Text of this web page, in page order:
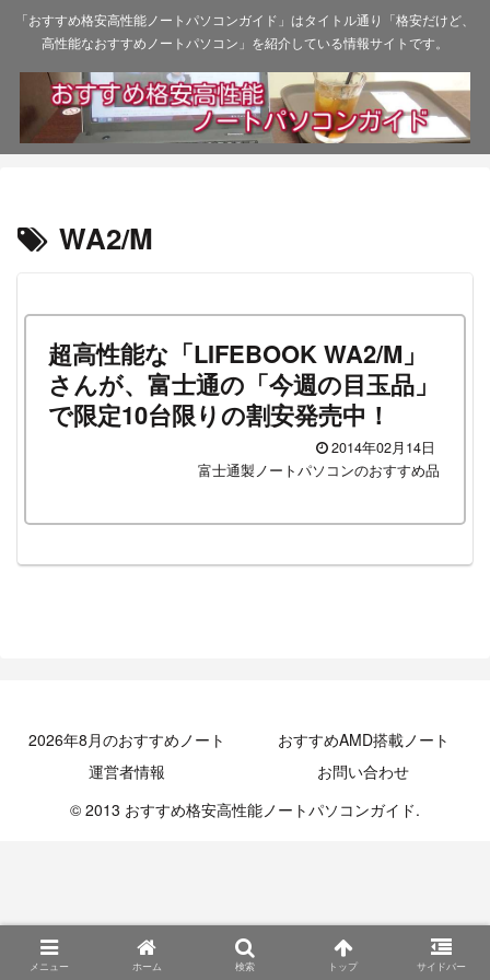
「おすすめ格安高性能ノートパソコンガイド」はタイトル通り「格安だけど、
高性能なおすすめノートパソコン」を紹介している情報サイトです。
WA2/M
超高性能な「LIFEBOOK WA2/M」
さんが、富士通の「今週の目玉品」
で限定10台限りの割安発売中！
2014年02月14日
富士通製ノートパソコンのおすすめ品
2026年8月のおすすめノート
おすすめAMD搭載ノート
運営者情報
お問い合わせ
© 2013 おすすめ格安高性能ノートパソコンガイド.
メニュー ホーム 検索 トップ サイドバー